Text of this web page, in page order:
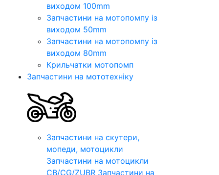
виходом 100mm
Запчастини на мотопомпу із
виходом 50mm
Запчастини на мотопомпу із
виходом 80mm
Крильчатки мотопомп
Запчастини на мототехніку
Запчастини на скутери,
мопеди, мотоцикли
Запчастини на мотоцикли
CB/CG/ZUBR Запчастини на